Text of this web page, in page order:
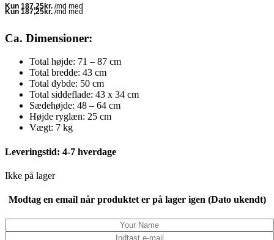
pris
var:
Ca. Dimensioner:
Total højde: 71 – 87 cm
Total bredde: 43 cm
Total dybde: 50 cm
Total siddeflade: 43 x 34 cm
Sædehøjde: 48 – 64 cm
Højde ryglæn: 25 cm
Vægt: 7 kg
Leveringstid: 4-7 hverdage
Ikke på lager
Modtag en email når produktet er på lager igen (Dato ukendt)